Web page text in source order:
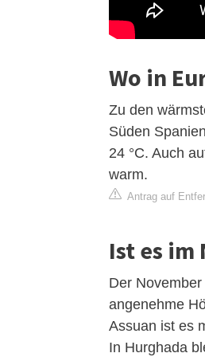
Wo in
Zu den
Süden
24 °C. Auch
warm.
Antrag auf
Ist es im
Der
angenehme
Assuan ist es
In Hurghada